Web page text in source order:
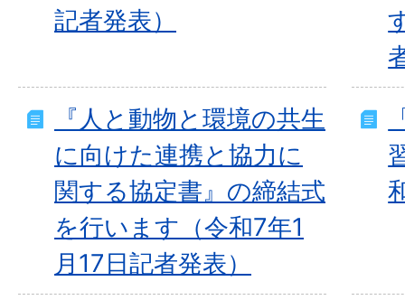
記者発表）
『人と動物と環境の共生
に向けた連携と協力に
関する協定書』の締結式
を行います（令和7年1
月17日記者発表）